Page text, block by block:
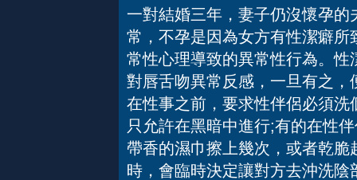
一對結婚三年，妻子仍沒懷孕
常，不孕是因為女方有性潔癖
常性心理導致的異常性行為。
對唇舌吻異常反感，一旦有之
在性事之前，要求性伴侶必須
只允許在黑暗中進行;有的在性
帶香的濕巾擦上幾次，或者乾
時，會臨時決定讓對方去沖洗